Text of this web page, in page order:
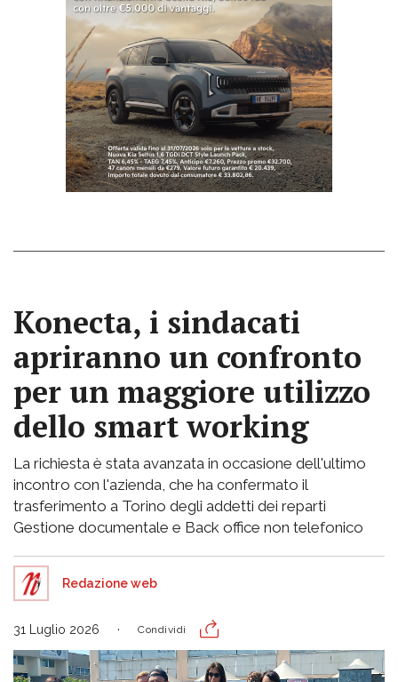
Konecta, i sindacati
apriranno un confronto
per un maggiore utilizzo
dello smart working
La richiesta è stata avanzata in occasione dell'ultimo
incontro con l'azienda, che ha confermato il
trasferimento a Torino degli addetti dei reparti
Gestione documentale e Back office non telefonico
Redazione web
31 Luglio 2026 Condividi